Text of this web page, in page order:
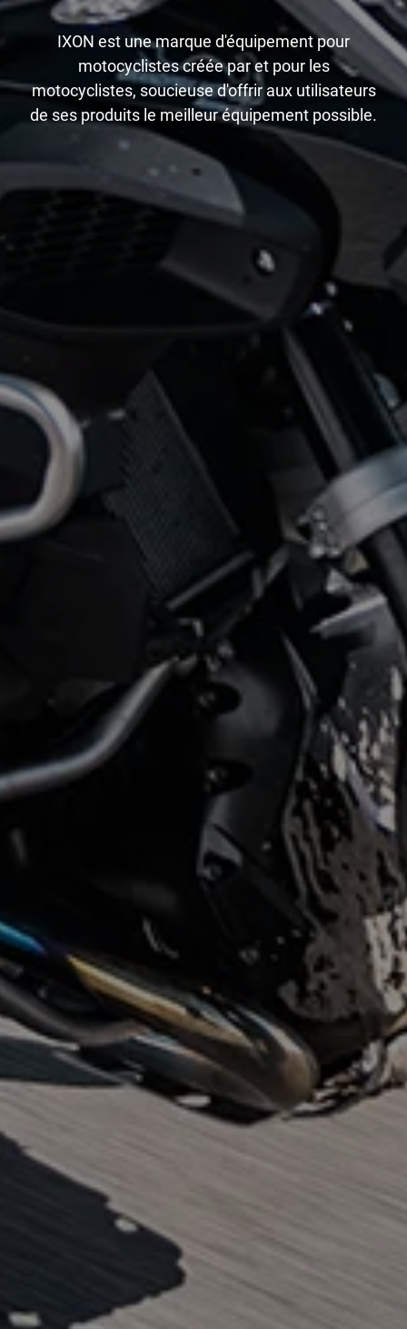
IXON est une marque d'équipement pour
motocyclistes créée par et pour les
motocyclistes, soucieuse d'offrir aux utilisateurs
de ses produits le meilleur équipement possible.